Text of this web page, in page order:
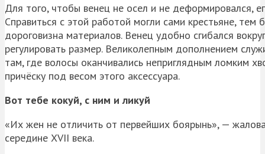
Для того, чтобы венец не осел и не деформировался,
Справиться с этой работой могли сами крестьяне,
дороговизна материалов. Венец удобно сгибался
регулировать размер. Великолепным дополнением
там, где волосы оканчивались неприглядным ломким
причёску под весом этого аксессуара.
Вот тебе кокуй, с ним и ликуй
«Их жен не отличить от первейших боярынь», —
середине XVII века.